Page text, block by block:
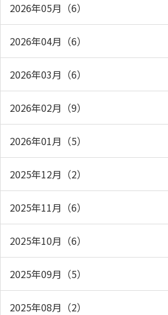
2026年05月（6）
2026年04月（6）
2026年03月（6）
2026年02月（9）
2026年01月（5）
2025年12月（2）
2025年11月（6）
2025年10月（6）
2025年09月（5）
2025年08月（2）